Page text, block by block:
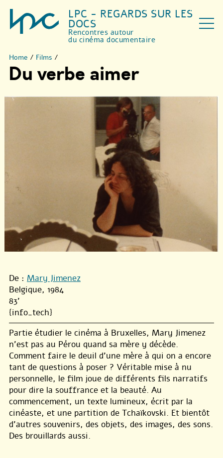
LPC - REGARDS SUR LES
DOCS
Rencontres autour
du cinéma documentaire
Home / Films /
Du verbe aimer
De : Mary Jimenez
Belgique, 1984
83'
{info_tech}
Partie étudier le cinéma à Bruxelles, Mary Jimenez
n’est pas au Pérou quand sa mère y décède.
Comment faire le deuil d’une mère à qui on a encore
tant de questions à poser ? Véritable mise à nu
personnelle, le film joue de différents fils narratifs
pour dire la souffrance et la beauté. Au
commencement, un texte lumineux, écrit par la
cinéaste, et une partition de Tchaïkovski. Et bientôt
d’autres souvenirs, des objets, des images, des sons.
Des brouillards aussi.